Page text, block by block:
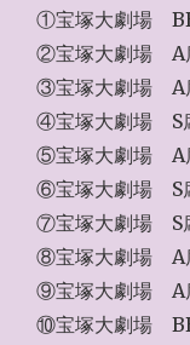
①宝塚大劇場 BB
②宝塚大劇場 A
③宝塚大劇場 A
④宝塚大劇場 S
⑤宝塚大劇場 A
⑥宝塚大劇場 S
⑦宝塚大劇場 S
⑧宝塚大劇場 A
⑨宝塚大劇場 A
⑩宝塚大劇場 BB